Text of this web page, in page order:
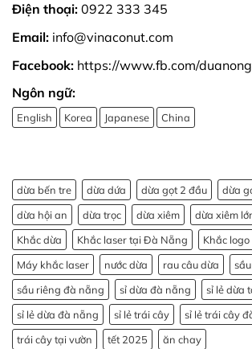
Điện thoại: 0922 333 345
Email: info@vinaconut.com
Facebook: https://www.fb.com/
Ngôn ngữ:
English Korea Japanese China
dừa bến tre dừa dứa dừa gọt 2 đầu
dừa
dừa hội an
dừa trọc dừa xiêm dừa xiêm
Khắc dừa
Khắc laser tại Đà Nẵng
Khắc
Máy khắc laser
nước dừa rau câu dừa
sầu riêng đà nẵng
sỉ dừa đà nẵng
sỉ lẻ dừa
sỉ lẻ dừa đà nẵng
sỉ lẻ trái cây
sỉ lẻ trái cây
trái cây tại vườn
tết 2025 ăn chay